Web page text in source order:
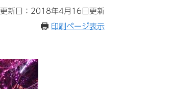
更新日：2018年4月16日更新
印刷ページ表示